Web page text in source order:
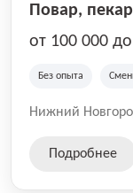
Повар,
от 100 000
Без опыта
Нижний
Подробнее